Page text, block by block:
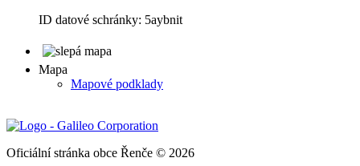
ID datové schránky: 5aybnit
Mapa
Mapové podklady
Oficiální stránka obce Řenče © 2026